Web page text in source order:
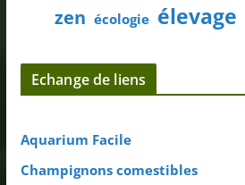
zen écologie élevage
Echange de liens
Aquarium Facile
Champignons comestibles